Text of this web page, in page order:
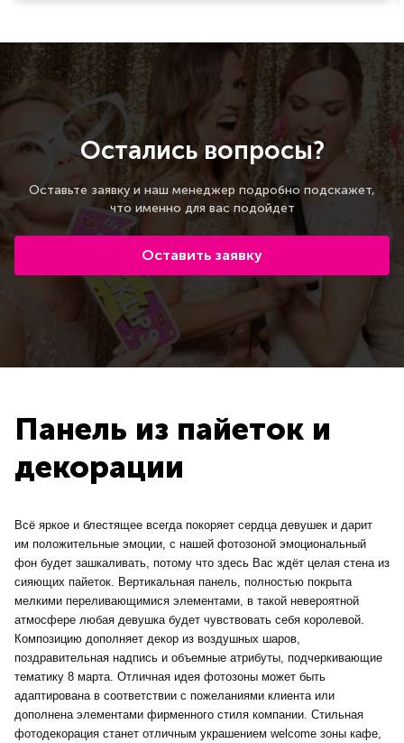
Остались вопросы?
Оставьте заявку и наш менеджер подробно подскажет,
что именно для вас подойдет
Оставить заявку
Панель из пайеток и
декорации
Всё яркое и блестящее всегда покоряет сердца девушек и дарит
им положительные эмоции, с нашей фотозоной эмоциональный
фон будет зашкаливать, потому что здесь Вас ждёт целая стена из
сияющих пайеток. Вертикальная панель, полностью покрыта
мелкими переливающимися элементами, в такой невероятной
атмосфере любая девушка будет чувствовать себя королевой.
Композицию дополняет декор из воздушных шаров,
поздравительная надпись и объемные атрибуты, подчеркивающие
тематику 8 марта. Отличная идея фотозоны может быть
адаптирована в соответствии с пожеланиями клиента или
дополнена элементами фирменного стиля компании. Стильная
фотодекорация станет отличным украшением welcome зоны кафе,